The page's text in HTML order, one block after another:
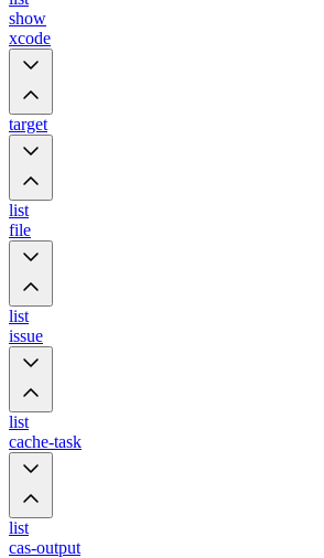
show
xcode
target
list
file
list
issue
list
cache-task
list
cas-output